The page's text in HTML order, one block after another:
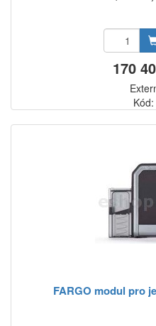
170
FARGO modul pro